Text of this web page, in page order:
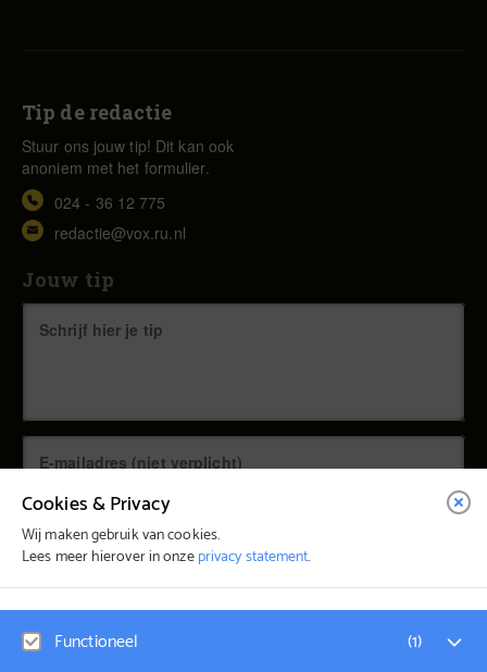
Tip de redactie
Stuur ons jouw tip! Dit kan ook
anoniem met het formulier.
024 - 36 12 775
redactie@vox.ru.nl
Jouw tip
© Vox Magazine 2026
Cookies & Privacy
Wij maken gebruik van cookies.
Lees meer hierover in onzeprivacy statement.
Functioneel (1)